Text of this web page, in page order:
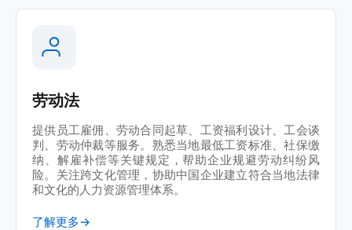
劳动法
提供员工雇佣、劳动合同起草、工资福利设计、工会谈
判、劳动仲裁等服务。熟悉当地最低工资标准、社保缴
纳、解雇补偿等关键规定，帮助企业规避劳动纠纷风
险。关注跨文化管理，协助中国企业建立符合当地法律
和文化的人力资源管理体系。
了解更多→